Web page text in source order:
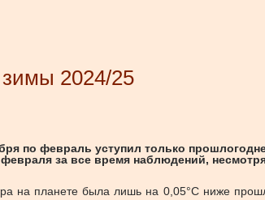
2024/25
по февраль уступил только
за все время наблюдений,
на планете была лишь на 0,05°C ниже